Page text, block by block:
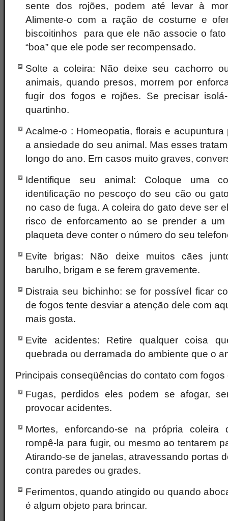
sente dos rojões, podem até levar à
Alimente-o com a ração de costume e
biscoitinhos para que ele não associe o
“boa” que ele pode ser recompensado.
Solte a coleira: Não deixe seu cachorro
animais, quando presos, morrem por
fugir dos fogos e rojões. Se precisar
quartinho.
Acalme-o : Homeopatia, florais e
a ansiedade do seu animal. Mas esses
longo do ano. Em casos muito graves,
Identifique seu animal: Coloque uma
identificação no pescoço do seu cão ou
no caso de fuga. A coleira do gato deve ser
risco de enforcamento ao se prender a
plaqueta deve conter o número do seu
Evite brigas: Não deixe muitos cães
barulho, brigam e se ferem gravemente.
Distraia seu bichinho: se for possível ficar
de fogos tente desviar a atenção dele com
mais gosta.
Evite acidentes: Retire qualquer coisa
quebrada ou derramada do ambiente que o
Principais conseqüências do contato com
Fugas, perdidos eles podem se afogar,
provocar acidentes.
Mortes, enforcando-se na própria coleira
rompê-la para fugir, ou mesmo ao tentarem
Atirando-se de janelas, atravessando portas
contra paredes ou grades.
Ferimentos, quando atingido ou quando
é algum objeto para brincar.